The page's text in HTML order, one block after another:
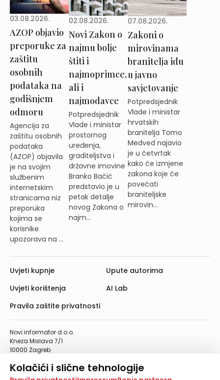
Kolačići i slične tehnologije
03.08.2026.
AZOP objavio
preporuke za
zaštitu
osobnih
podataka na
godišnjem
odmoru
Agencija za
zaštitu osobnih
podataka
(AZOP) objavila
je na svojim
službenim
internetskim
stranicama niz
preporuka
kojima se
korisnike
upozorava na ...
02.08.2026.
Novi Zakon o
najmu bolje
štiti i
najmoprimce,
ali i
najmodavce
Potpredsjednik
Vlade i ministar
prostornog
uređenja,
graditeljstva i
državne imovine
Branko Bačić
predstavio je u
petak detalje
novog Zakona o
najm...
07.08.2026.
Zakoni o
mirovinama
branitelja idu
u javno
savjetovanje
Potpredsjednik
Vlade i ministar
hrvatskih
branitelja Tomo
Medved najavio
je u četvrtak
kako će izmjene
zakona koje će
povećati
braniteljske
mirovin...
Novi informator d.o.o.
Kneza Mislava 7/1
10000 Zagreb
Telefaks: 01/4612-553
info@informator.hr
Uvjeti kupnje
Uvjeti korištenja
Pravila zaštite privatnosti
Upute autorima
AI Lab